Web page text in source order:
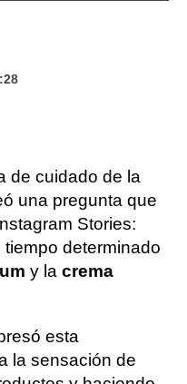
de cuidado de la
una pregunta que
Stories:
determinado
y la crema
esta
la sensación de